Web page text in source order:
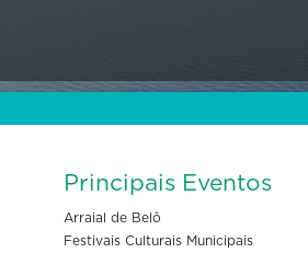
Principais Eventos
Arraial de Belô
Festivais Culturais Municipais